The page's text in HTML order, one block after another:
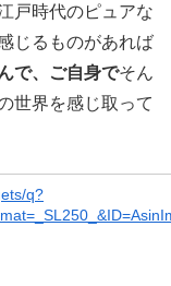
戸時代のピュアな
じるものがあれば
で、ご自身でそん
世界を感じ取って